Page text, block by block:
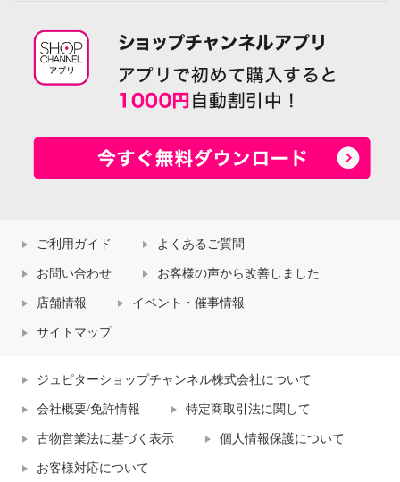
ご利用ガイド よくあるご質問
お問い合わせ お客様の声から改善しました
店舗情報 イベント・催事情報
サイトマップ
ジュピターショップチャンネル株式会社について
会社概要/免許情報 特定商取引法に関して
古物営業法に基づく表示 個人情報保護について
お客様対応について